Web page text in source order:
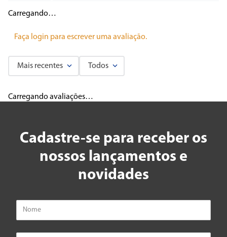
Carregando…
Faça login para escrever uma avaliação.
Mais recentes Todos
Carregando avaliações…
Cadastre-se para receber os
nossos lançamentos e
novidades